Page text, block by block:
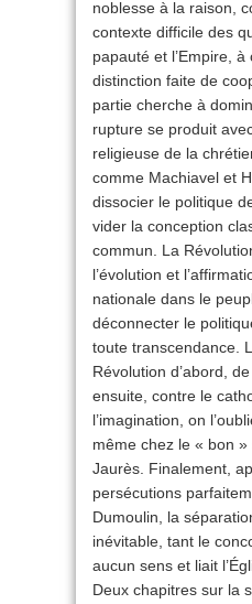
noblesse à la raison,
contexte difficile des
papauté et l’Empire,
distinction faite de
partie cherche à
rupture se produit
religieuse de la
comme Machiavel et
dissocier le politique
vider la conception
commun. La
l’évolution et
nationale dans le
déconnecter le
toute transcendance.
Révolution d’abord,
ensuite, contre le
l’imagination, on
même chez le « bon »
Jaurès. Finalement,
persécutions
Dumoulin, la
inévitable, tant le
aucun sens et liait
Deux chapitres sur la